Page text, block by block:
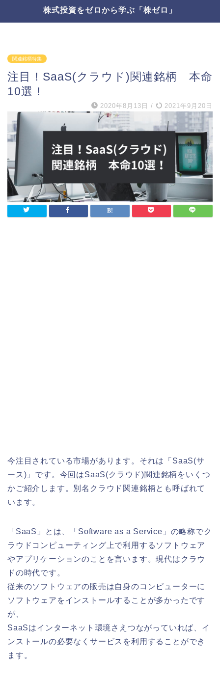
株式投資をゼロから学ぶ「株ゼロ」
関連銘柄特集
注目！SaaS(クラウド)関連銘柄 本命
10選！
2020年8月13日 / 2021年9月20日
今注目されている市場があります。それは「SaaS(サ
ース)」です。今回はSaaS(クラウド)関連銘柄をいくつ
かご紹介します。別名クラウド関連銘柄とも呼ばれて
います。
「SaaS」とは、「Software as a Service」の略称でク
ラウドコンピューティング上で利用するソフトウェア
やアプリケーションのことを言います。現代はクラウ
ドの時代です。
従来のソフトウェアの販売は自身のコンピューターに
ソフトウェアをインストールすることが多かったです
が、
SaaSはインターネット環境さえつながっていれば、イ
ンストールの必要なくサービスを利用することができ
ます。